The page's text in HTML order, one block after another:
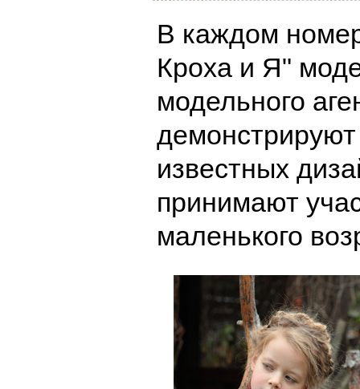
В каждом
Кроха и Я"
модельного
известных
принимают
маленького